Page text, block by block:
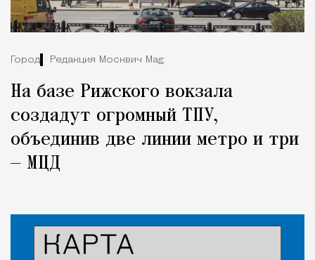
Город Редакция Москвич Mag
На базе Рижского вокзала
создадут огромный ТПУ,
объединив две линии метро и три
— МЦД